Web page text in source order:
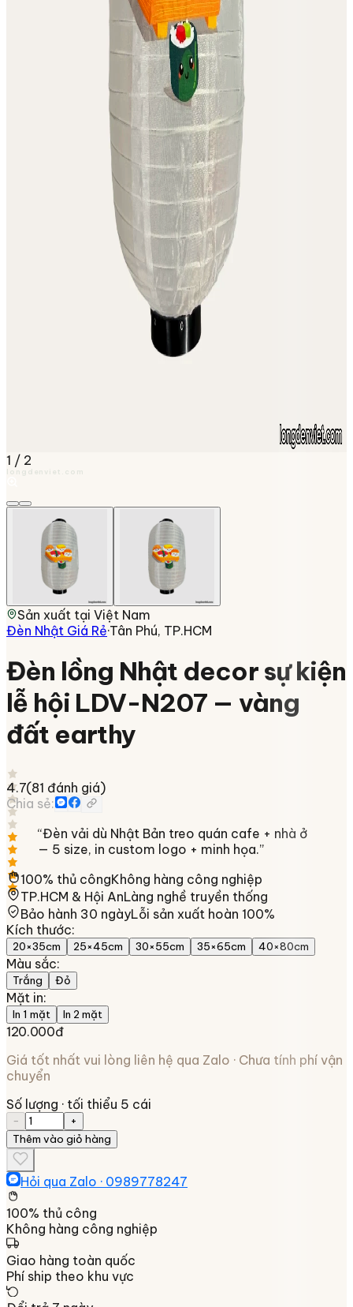
1 / 2
longdenviet.com
Sản xuất tại Việt Nam
Đèn Nhật Giá Rẻ·Tân Phú, TP.HCM
Đèn lồng Nhật decor sự kiện
lễ hội LDV-N207 — vàng
đất earthy
4.7(81 đánh giá)
Chia sẻ:
“Đèn vải dù Nhật Bản treo quán cafe + nhà ở
— 5 size, in custom logo + minh họa.”
100% thủ côngKhông hàng công nghiệp
TP.HCM & Hội AnLàng nghề truyền thống
Bảo hành 30 ngàyLỗi sản xuất hoàn 100%
Kích thước:
20×35cm 25×45cm 30×55cm 35×65cm 40×80cm
Màu sắc:
Trắng Đỏ
Mặt in:
In 1 mặt In 2 mặt
120.000đ
Giá tốt nhất vui lòng liên hệ qua Zalo · Chưa tính phí vận
chuyển
Số lượng · tối thiểu 5 cái
−
+
Thêm vào giỏ hàng
Hỏi qua Zalo · 0989778247
100% thủ công
Không hàng công nghiệp
Giao hàng toàn quốc
Phí ship theo khu vực